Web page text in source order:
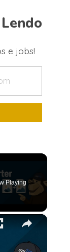
e jobs!
Playing
×